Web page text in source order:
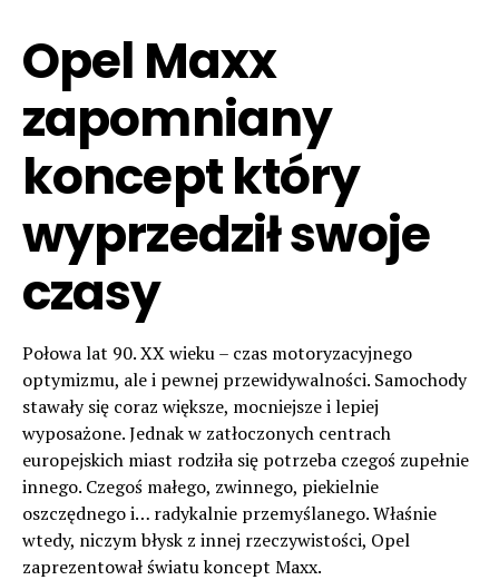
Opel Maxx
zapomniany
koncept który
wyprzedził swoje
czasy
Połowa lat 90. XX wieku – czas motoryzacyjnego
optymizmu, ale i pewnej przewidywalności. Samochody
stawały się coraz większe, mocniejsze i lepiej
wyposażone. Jednak w zatłoczonych centrach
europejskich miast rodziła się potrzeba czegoś zupełnie
innego. Czegoś małego, zwinnego, piekielnie
oszczędnego i… radykalnie przemyślanego. Właśnie
wtedy, niczym błysk z innej rzeczywistości, Opel
zaprezentował światu koncept Maxx.